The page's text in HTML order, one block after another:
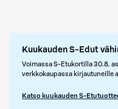
Kuukauden S-Edut
Voimassa S-Etukortilla 30.8.
verkkokaupassa kirjautuneille
Katso kuukauden S-